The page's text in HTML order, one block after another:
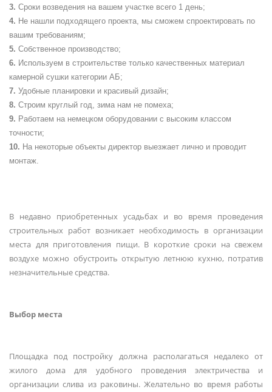
Сроки возведения на вашем участке всего 1 день;
Не нашли подходящего проекта, мы сможем спроектировать по
вашим требованиям;
Собственное производство;
Используем в строительстве только качественных материал
камерной сушки категории АБ;
Удобные планировки и красивый дизайн;
Строим круглый год, зима нам не помеха;
Работаем на немецком оборудовании с высоким классом
точности;
На некоторые объекты директор выезжает лично и проводит
монтаж.
В недавно приобретенных усадьбах и во время проведения
строительных работ возникает необходимость в организации
места для приготовления пищи. В короткие сроки на свежем
воздухе можно обустроить открытую летнюю кухню, потратив
незначительные средства.
Выбор места
Площадка под постройку должна располагаться недалеко от
жилого дома для удобного проведения электричества и
организации слива из раковины. Желательно во время работы